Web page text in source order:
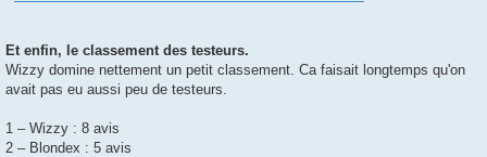
Et enfin, le classement des testeurs.
Wizzy domine nettement un petit classement. Ca faisait longtemps qu'on
avait pas eu aussi peu de testeurs.
1 – Wizzy : 8 avis
2 – Blondex : 5 avis